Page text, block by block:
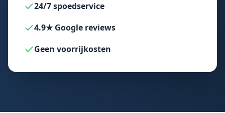
24/7 spoedservice
4.9★ Google reviews
Geen voorrijkosten